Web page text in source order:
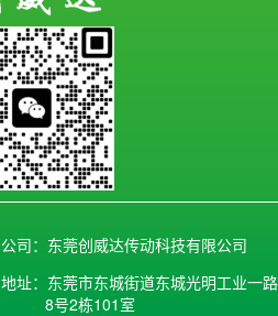
公司：东莞创威达传动科技有限公司
地址：东莞市东城街道东城光明工业一路
8号2栋101室